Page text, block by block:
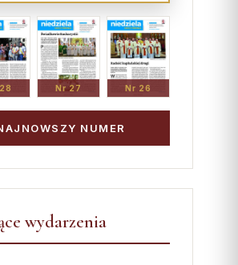
Nr 27 Nr 26
NUMER
wydarzenia